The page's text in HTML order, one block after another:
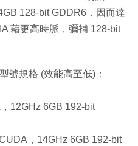
128-bit GDDR6，因而達
藉更高時脈，彌補 128-bit
號規格 (效能高至低)：
12GHz 6GB 192-bit
，14GHz 6GB 192-bit